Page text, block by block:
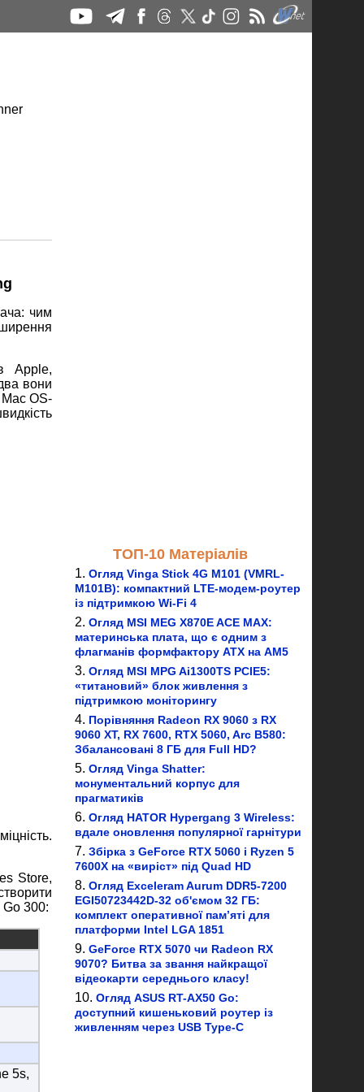
чим
Apple,
вони
OS-
Store,
Go 300:
5s,
ТОП-10 Матеріалів
Огляд Vinga Stick 4G M101 (VMRL-
M101B): компактний LTE-модем-роутер
із підтримкою Wi-Fi 4
Огляд MSI MEG X870E ACE MAX:
материнська плата, що є одним з
флагманів формфактору ATX на AM5
Огляд MSI MPG Ai1300TS PCIE5:
«титановий» блок живлення з
підтримкою моніторингу
Порівняння Radeon RX 9060 з RX
9060 XT, RX 7600, RTX 5060, Arc B580:
Збалансовані 8 ГБ для Full HD?
Огляд Vinga Shatter:
монументальний корпус для
прагматиків
Огляд HATOR Hypergang 3 Wireless:
вдале оновлення популярної гарнітури
Збірка з GeForce RTX 5060 і Ryzen 5
7600X на «виріст» під Quad HD
Огляд Exceleram Aurum DDR5-7200
EGI50723442D-32 об'ємом 32 ГБ:
комплект оперативної пам’яті для
платформи Intel LGA 1851
GeForce RTX 5070 чи Radeon RX
9070? Битва за звання найкращої
відеокарти середнього класу!
Огляд ASUS RT-AX50 Go:
доступний кишеньковий роутер із
живленням через USB Type-C